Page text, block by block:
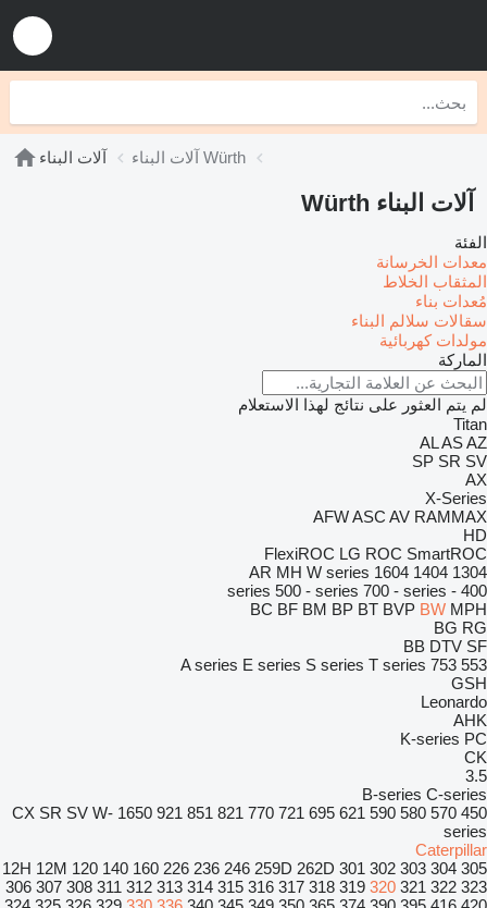
آلات البناء آلات البناء Würth
آلات البناء Würth
الفئة
معدات الخرسانة
المثقاب الخلاط
مُعدات بناء
سقالات سلالم البناء
مولدات كهربائية
الماركة
لم يتم العثور على نتائج لهذا الاستعلام
Titan
ALASAZ
SP SR SV
AX
X-Series
AFWASC AV RAMMAX
HD
FlexiROC LG ROC SmartROC
1304
1404
1604
AR MH W series
400 - series
500 - series 700 - series
BC BF BM BP BT BVP BW MPH
BG RG
BB DTV SF
553
753
A series E series S series T series
GSH
Leonardo
AHK
K-series PC
CK
3.5
B-series C-series
450
570
580
590
621
695
721
770
821
851
921
1650
CX SR SV W-
series
Caterpillar
12H 12M 120 140 160 226 236 246 259D 262D 301 302 303 304 305
306 307 308 311 312 313 314 315 316 317 318 319 320 321 322 323